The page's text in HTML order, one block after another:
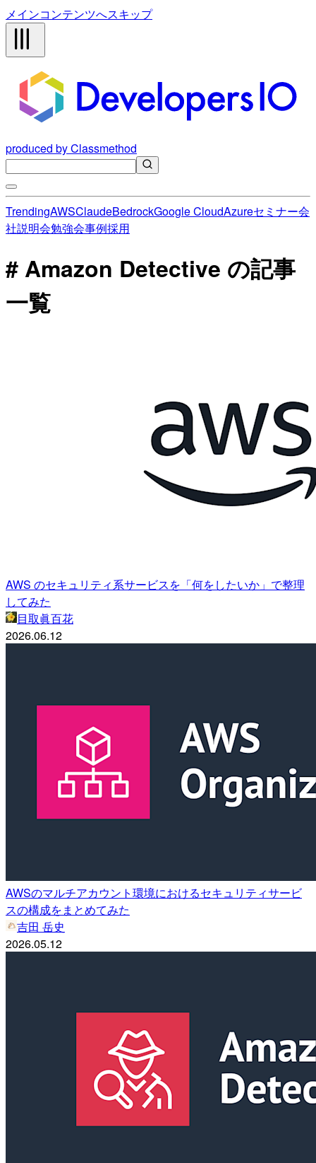
メインコンテンツへスキップ
produced by Classmethod
TrendingAWSClaudeBedrockGoogle CloudAzureセミナー会
社説明会勉強会事例採用
# Amazon Detective の記事
一覧
AWS のセキュリティ系サービスを「何をしたいか」で整理
してみた
目取眞百花
2026.06.12
AWSのマルチアカウント環境におけるセキュリティサービ
スの構成をまとめてみた
吉田 岳史
2026.05.12